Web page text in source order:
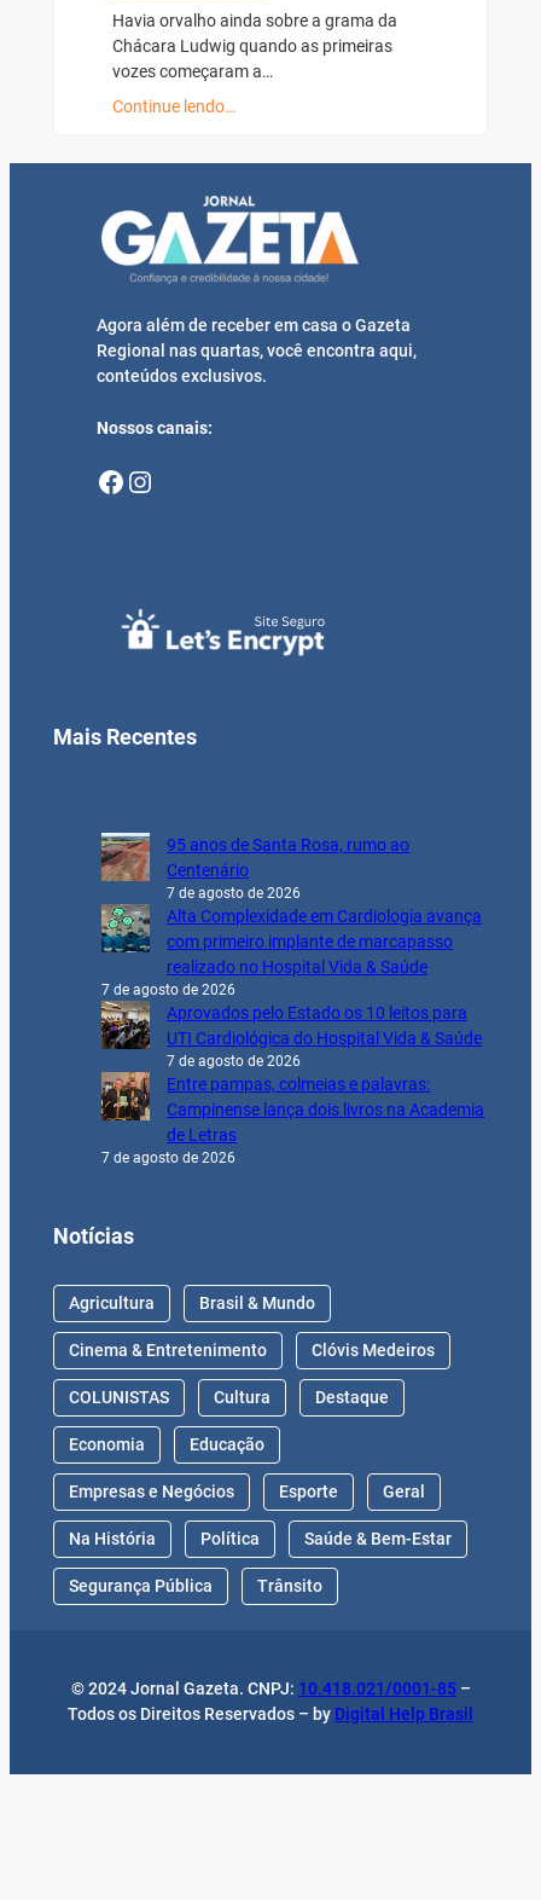
Havia orvalho ainda sobre a grama da
Chácara Ludwig quando as primeiras
vozes começaram a…
Continue lendo…
Agora além de receber em casa o Gazeta
Regional nas quartas, você encontra aqui,
conteúdos exclusivos.
Nossos canais:
Facebook Instagram
Mais Recentes
95 anos de Santa Rosa, rumo ao
Centenário
7 de agosto de 2026
Alta Complexidade em Cardiologia avança
com primeiro implante de marcapasso
realizado no Hospital Vida & Saúde
7 de agosto de 2026
Aprovados pelo Estado os 10 leitos para
UTI Cardiológica do Hospital Vida & Saúde
7 de agosto de 2026
Entre pampas, colmeias e palavras:
Campinense lança dois livros na Academia
de Letras
7 de agosto de 2026
Notícias
Agricultura Brasil & Mundo
Cinema & Entretenimento Clóvis Medeiros
COLUNISTAS Cultura Destaque
Economia Educação
Empresas e Negócios Esporte Geral
Na História Política Saúde & Bem-Estar
Segurança Pública Trânsito
© 2024 Jornal Gazeta. CNPJ: 10.418.021/0001-85–
Todos os Direitos Reservados – by Digital Help Brasil